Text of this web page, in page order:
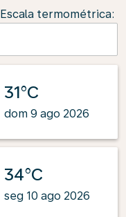
Escala termométrica:
31°C
dom 9 ago 2026
34°C
seg 10 ago 2026